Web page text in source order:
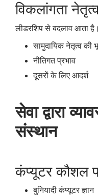
विकलांगता
लीडरशिप से बदलाव आता है।
सामुदायिक नेतृत्व की
नीतिगत प्रभाव
दूसरों के लिए आदर्श
सेवा द्वारा
संस्थान
कंप्यूटर कौशल
बुनियादी कंप्यूटर ज्ञान